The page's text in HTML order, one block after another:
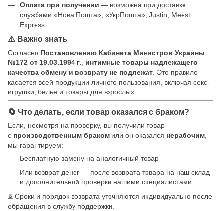
Оплата при получении — возможна при доставке
службами «Нова Пошта», «УкрПошта», Justin, Meest
Express
⚠️ Важно знать
Согласно Постановлению Кабинета Министров Украины
№172 от 19.03.1994 г.
интимные товары надлежащего
качества обмену и возврату не подлежат . Это правило
касается всей продукции личного пользования, включая секс-
игрушки, бельё и товары для взрослых.
🔄 Что делать, если товар оказался с браком?
Если, несмотря на проверку, вы получили товар
с производственным браком или он оказался нерабочим
мы гарантируем:
Бесплатную замену на аналогичный товар
Или возврат денег — после возврата товара на наш склад
и дополнительной проверки нашими специалистами
⏳ Сроки и порядок возврата уточняются индивидуально после
обращения в службу поддержки.